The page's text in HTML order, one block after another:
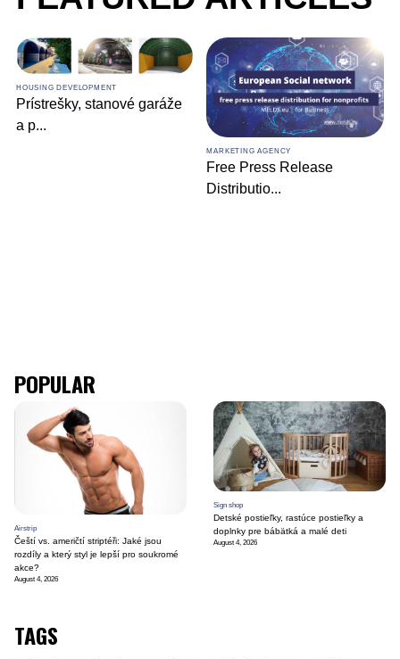
HOUSING DEVELOPMENT
Prístrešky, stanové garáže
a p...
MARKETING AGENCY
Free Press Release
Distributio...
POPULAR
Airstrip
Čeští vs. američtí striptéři: Jaké jsou
rozdíly a který styl je lepší pro soukromé
akce?
August 4, 2026
Sign shop
Detské postieľky, rastúce postieľky a
doplnky pre bábätká a malé deti
August 4, 2026
TAGS